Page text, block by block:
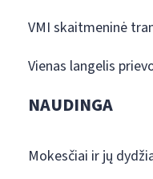
VMI skaitmeninė
Vienas langelis
NAUDINGA
Mokesčiai ir jų